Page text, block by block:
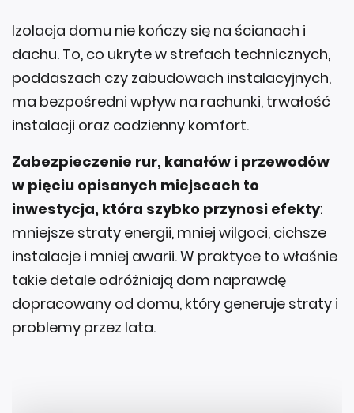
Izolacja domu nie kończy się na ścianach i
dachu. To, co ukryte w strefach technicznych,
poddaszach czy zabudowach instalacyjnych,
ma bezpośredni wpływ na rachunki, trwałość
instalacji oraz codzienny komfort.
Zabezpieczenie rur, kanałów i przewodów
w pięciu opisanych miejscach to
inwestycja, która szybko przynosi efekty:
mniejsze straty energii, mniej wilgoci, cichsze
instalacje i mniej awarii. W praktyce to właśnie
takie detale odróżniają dom naprawdę
dopracowany od domu, który generuje straty i
problemy przez lata.